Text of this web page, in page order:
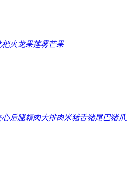
杷火龙果莲雾芒果
心后腿精肉大排肉米猪舌猪尾巴猪爪